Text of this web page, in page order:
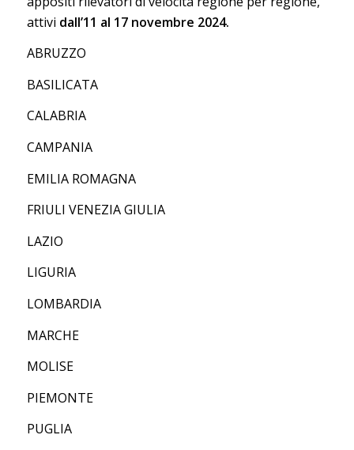
attivi dall’11 al 17 novembre 2024.
ABRUZZO
BASILICATA
CALABRIA
CAMPANIA
EMILIA ROMAGNA
FRIULI VENEZIA GIULIA
LAZIO
LIGURIA
LOMBARDIA
MARCHE
MOLISE
PIEMONTE
PUGLIA